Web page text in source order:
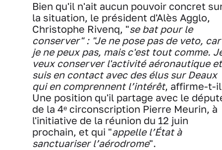
Bien qu'il n'ait aucun pouvoir concret
la situation, le président d'Alès Agglo,
Christophe Rivenq, "se bat pour le
conserver" : "Je ne pose pasde veto, car
je ne peux pas, mais c'est tout comme.
veux conserver l'activité aéronautique et
suis en contact avec des élus sur Deaux
qui en comprennent l’intérêt, affirme-t-
Une position qu'il partage avec le
de la 4ᵉ circonscription Pierre Meurin, à
l'initiative de la réunion du 12 juin
prochain, et qui "appelle l’État à
sanctuariser l’aérodrome".